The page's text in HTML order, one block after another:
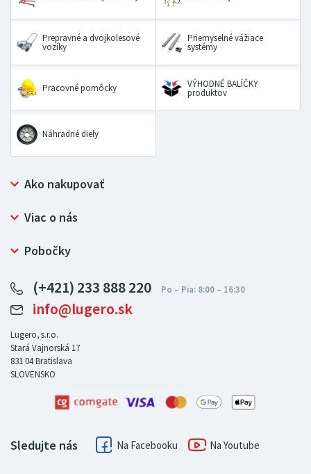
Prepravné a dvojkolesové
vozíky
Priemyselné vážiace
systémy
Pracovné pomôcky VÝHODNÉ BALÍČKY
produktov
Náhradné diely
Ako nakupovať
Prečo nakupovať u LUGERO
Ochrana osobných údajov
Viac o nás
Bezpečný nákup
Certifikát NATUR-PACK
Pre predajcov
Pobočky
LUGERO Nemecko
LUGERO Česká republika
LUGERO Maďarsko
LUGERO Rakousko
(+421) 233 888 220
info@lugero.sk
Lugero, s.r.o.
Stará Vajnorská 17
831 04Bratislava
SLOVENSKO
Sledujte nás Facebook Youtube